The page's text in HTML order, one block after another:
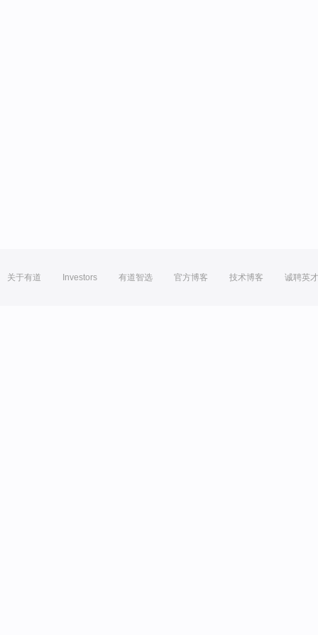
关于有道 Investors 有道智选 官方博客 技术博客 诚聘英才